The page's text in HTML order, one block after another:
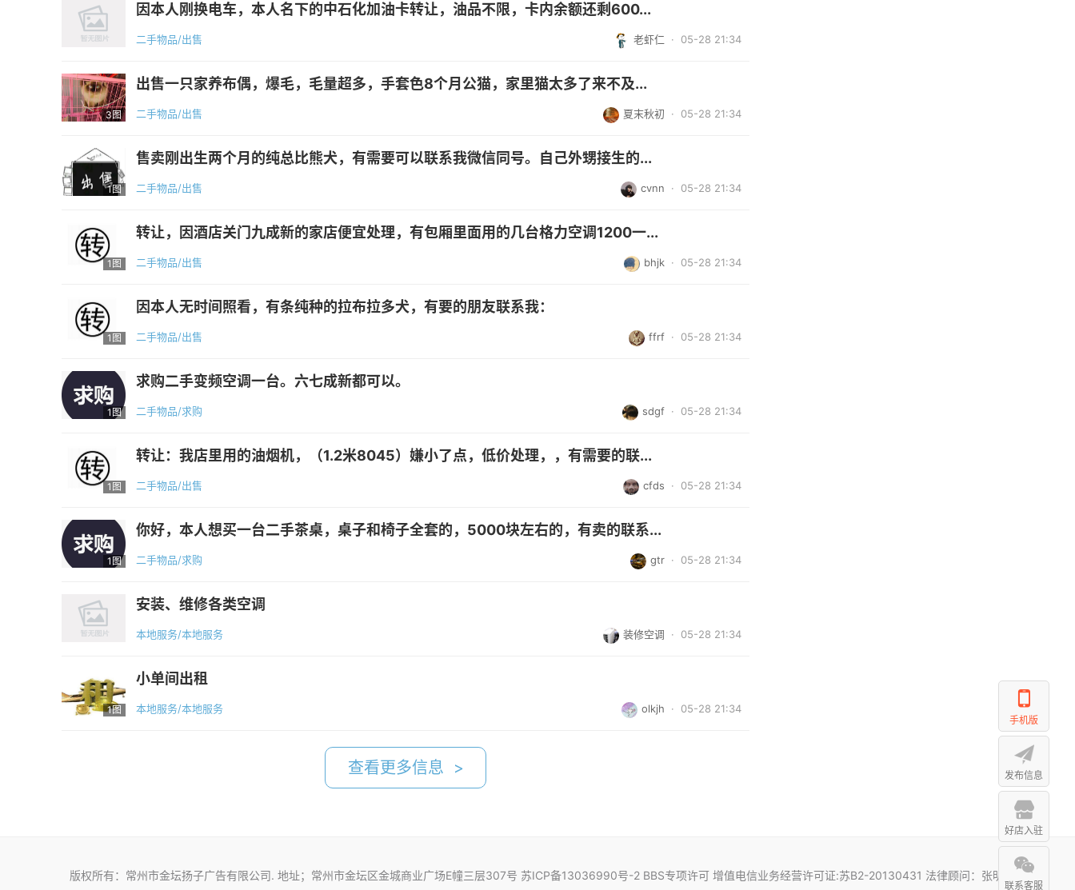
因本人刚换电车，本人名下的中石化加油卡转让，油品不限，卡内余额还剩600...
二手物品/出售 老虾仁 · 05-28 21:34
3图
出售一只家养布偶，爆毛，毛量超多，手套色8个月公猫，家里猫太多了来不及...
二手物品/出售 夏末秋初 · 05-28 21:34
1图
售卖刚出生两个月的纯总比熊犬，有需要可以联系我微信同号。自己外甥接生的...
二手物品/出售 cvnn · 05-28 21:34
1图
转让，因酒店关门九成新的家店便宜处理，有包厢里面用的几台格力空调1200一...
二手物品/出售 bhjk · 05-28 21:34
1图
因本人无时间照看，有条纯种的拉布拉多犬，有要的朋友联系我：
二手物品/出售 ffrf · 05-28 21:34
1图
求购二手变频空调一台。六七成新都可以。
二手物品/求购 sdgf · 05-28 21:34
1图
转让：我店里用的油烟机，（1.2米8045）嫌小了点，低价处理，，有需要的联...
二手物品/出售 cfds · 05-28 21:34
1图
你好，本人想买一台二手茶桌，桌子和椅子全套的，5000块左右的，有卖的联系...
二手物品/求购 gtr · 05-28 21:34
安装、维修各类空调
本地服务/本地服务 装修空调 · 05-28 21:34
1图
小单间出租
本地服务/本地服务 olkjh · 05-28 21:34
查看更多信息 >
版权所有：常州市金坛扬子广告有限公司. 地址；常州市金坛区金城商业广场E幢三层307号 苏ICP备13036990号-2 BBS专项许可 增值电信业务经营许可证:苏B2-20130431 法律顾问：张明
手机版
发布信息
好店入驻
联系客服